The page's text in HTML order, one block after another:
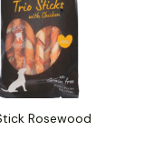
Rosewood